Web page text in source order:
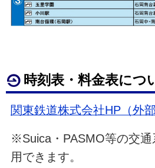
時刻表・料金表につ
関東鉄道株式会社HP（外部
※Suica・PASMO等の交通
用できます。